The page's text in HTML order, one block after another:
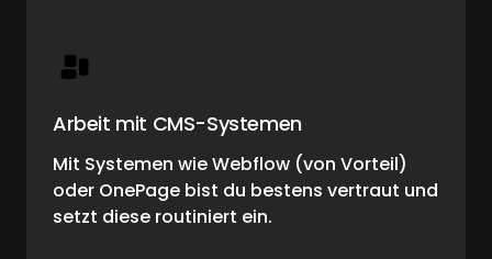
Arbeit mit CMS-Systemen
Mit Systemen wie Webflow (von Vorteil)
oder OnePage bist du bestens vertraut und
setzt diese routiniert ein.